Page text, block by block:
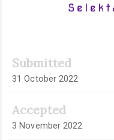
Submitted
31 October 2022
Accepted
3 November 2022